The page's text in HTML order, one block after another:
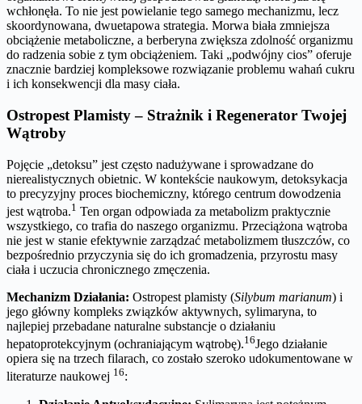
wchłonęła. To nie jest powielanie tego samego mechanizmu, lecz
skoordynowana, dwuetapowa strategia. Morwa biała zmniejsza
obciążenie metaboliczne, a berberyna zwiększa zdolność organizmu
do radzenia sobie z tym obciążeniem. Taki „podwójny cios” oferuje
znacznie bardziej kompleksowe rozwiązanie problemu wahań cukru
i ich konsekwencji dla masy ciała.
Ostropest Plamisty – Strażnik i Regenerator Twojej
Wątroby
Pojęcie „detoksu” jest często nadużywane i sprowadzane do
nierealistycznych obietnic. W kontekście naukowym, detoksykacja
to precyzyjny proces biochemiczny, którego centrum dowodzenia
jest wątroba.1 Ten organ odpowiada za metabolizm praktycznie
wszystkiego, co trafia do naszego organizmu. Przeciążona wątroba
nie jest w stanie efektywnie zarządzać metabolizmem tłuszczów, co
bezpośrednio przyczynia się do ich gromadzenia, przyrostu masy
ciała i uczucia chronicznego zmęczenia.
Mechanizm Działania: Ostropest plamisty (Silybum marianum) i
jego główny kompleks związków aktywnych, sylimaryna, to
najlepiej przebadane naturalne substancje o działaniu
hepatoprotekcyjnym (ochraniającym wątrobę).16Jego działanie
opiera się na trzech filarach, co zostało szeroko udokumentowane w
literaturze naukowej 16: